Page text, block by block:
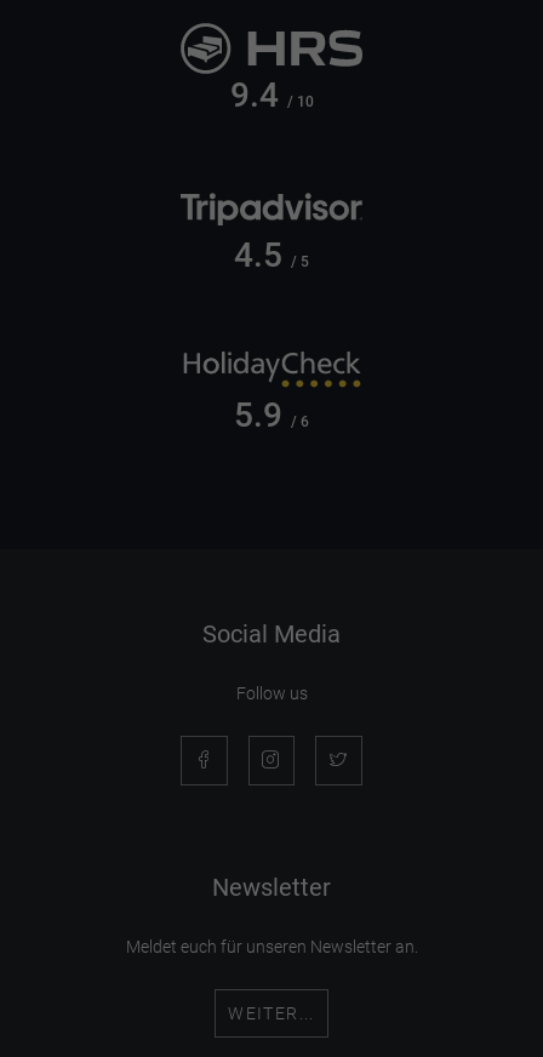
9.4 / 10
4.5 / 5
5.9 / 6
Social Media
Follow us
Newsletter
Meldet euch für unseren Newsletter an.
WEITER...